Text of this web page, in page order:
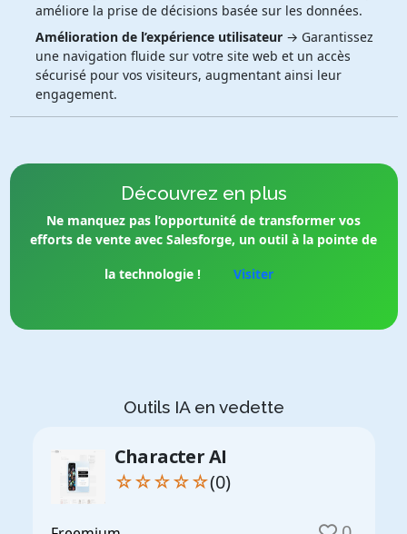
améliore la prise de décisions basée sur les données.
Amélioration de l’expérience utilisateur→ Garantissez
une navigation fluide sur votre site web et un accès
sécurisé pour vos visiteurs, augmentant ainsi leur
engagement.
Découvrez en plus
Ne manquez pas l’opportunité de transformer vos
efforts de vente avec Salesforge, un outil à la pointe de
la technologie !
Visiter
Outils IA en vedette
Character AI
☆☆☆☆☆(0)